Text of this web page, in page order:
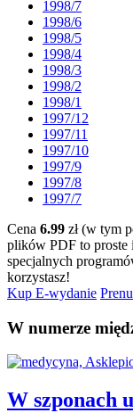
1998/7
1998/6
1998/5
1998/4
1998/3
1998/2
1998/1
1997/12
1997/11
1997/10
1997/9
1997/8
1997/7
Cena 6.99 zł (w tym
plików PDF to proste
specjalnych
korzystasz!
Kup E-wydanie
W numerze
W szponach